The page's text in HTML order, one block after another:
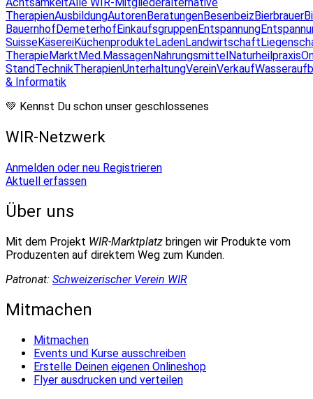
TherapienAusbildungAutorenBeratungenBesenbeizBierbrauer
BauernhofDemeterhofEinkaufsgruppenEntspannung
SuisseKäsereiKüchenprodukteLadenLandwirtschaft
TherapieMarktMed.MassagenNahrungsmittelNaturheilpraxis
StandTechnikTherapienUnterhaltungVereinVerkauf
& Informatik
💚 Kennst Du schon unser geschlossenes
WIR-Netzwerk
Anmelden oder neu Registrieren
Aktuell erfassen
Über uns
Mit dem Projekt WIR-Marktplatz bringen wir Produkte vom
Produzenten auf direktem Weg zum Kunden.
Patronat: Schweizerischer Verein WIR
Mitmachen
Mitmachen
Events und Kurse ausschreiben
Erstelle Deinen eigenen Onlineshop
Flyer ausdrucken und verteilen